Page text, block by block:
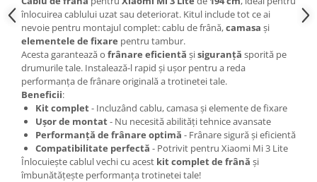
https://www.doctortrotineta.ro/plata-
tbi?
forceOriginalForEdit=1&preview=00681
înlocuirea cablului uzat sau deteriorat. Kitul include tot ce ai
nevoie pentru montajul complet: cablu de frână,camasa și
elementele de fixare pentru tambur.
Acesta garantează o frânare eficientă șisiguranță sporită pe
drumurile tale. Instalează-l rapid și ușor pentru a reda
performanța de frânare originală a trotinetei tale.
Beneficii:
Kit complet- Incluzând cablu, camasa și elemente de fixare
Ușor de montat- Nu necesită abilități tehnice avansate
Performanță de frânare optimă - Frânare sigură și eficientă
Compatibilitate perfectă - Potrivit pentru Xiaomi Mi 3 Lite
Înlocuiește cablul vechi cu acest kit complet de frână și
îmbunătățește performanța trotinetei tale!